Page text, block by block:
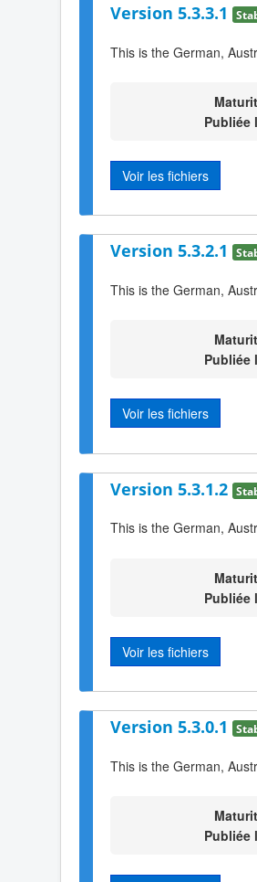
Version 5.3.3.1
This is the German,
Publiée
Voir les fichiers
Version 5.3.2.1
This is the German,
Publiée
Voir les fichiers
Version 5.3.1.2
This is the German,
Publiée
Voir les fichiers
Version 5.3.0.1
This is the German,
Publiée